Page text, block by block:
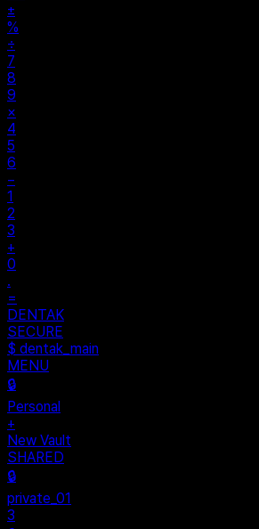
사전예약하기
1000 + 984
1984
AC
±
%
÷
7
8
9
×
4
5
6
−
1
2
3
+
0
.
=
$ auth...
$ vault --ok
DENTAK
ACCESS OK
DENTAK
SECURE
$ dentak_main
MENU
🔒